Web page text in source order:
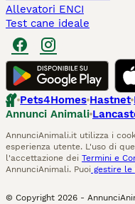
Allevatori ENCI
Test cane ideale
Pets4Homes Hastnet
Annunci Animali
AnnunciAnimali.it utilizza i
esperienza utente. L'uso di
l'accettazione dei Termini e
AnnunciAnimali. Puoi gestire le
© Copyright 2026 -